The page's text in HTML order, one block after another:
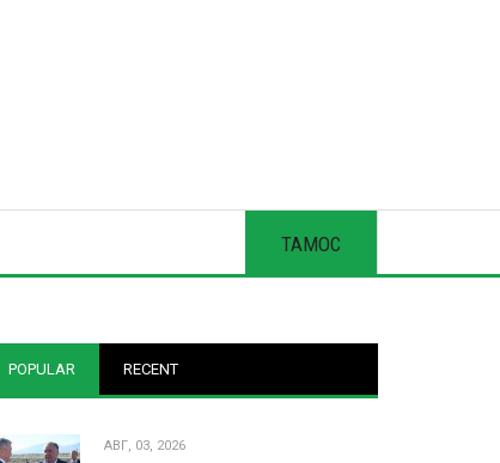
ТАМОС
POPULAR RECENT
АВГ, 03, 2026